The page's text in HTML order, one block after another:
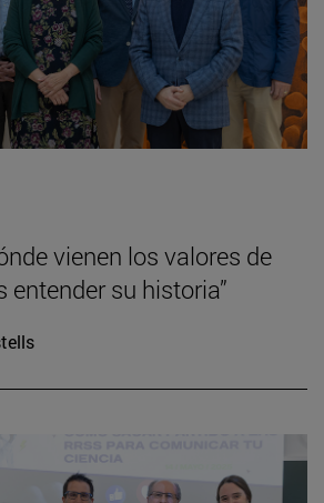
vienen los valores de
entender su historia”